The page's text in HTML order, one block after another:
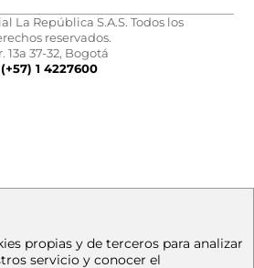
La República S.A.S. Todos los
reservados.
13a 37-32, Bogotá
(+57) 1 4227600
propias y de terceros para analizar
servicio y conocer el